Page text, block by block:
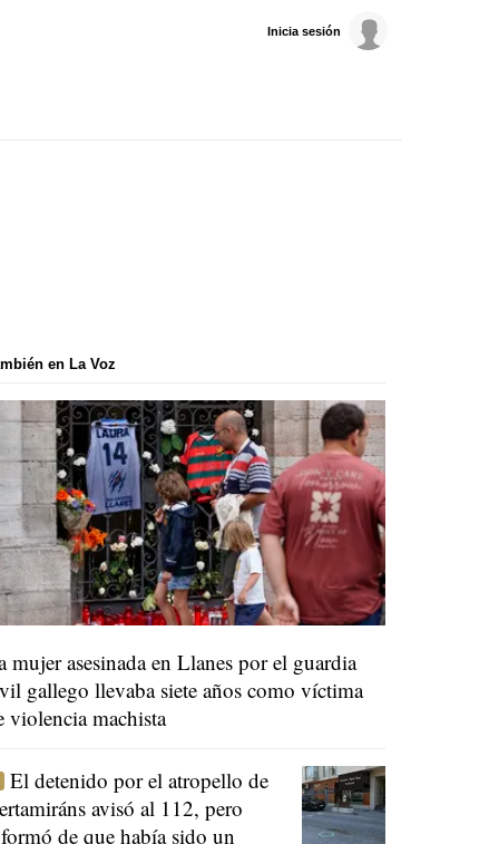
Inicia sesión
en La Voz
mujer asesinada en Llanes por el guardia
gallego llevaba siete años como víctima
violencia machista
El detenido por el atropello de
avisó al 112, pero
de que había sido un